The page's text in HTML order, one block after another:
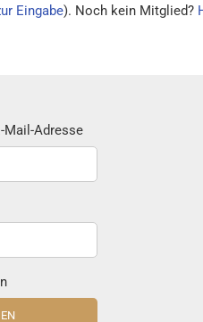
Eingabe). Noch kein Mitglied?
Mail-Adresse